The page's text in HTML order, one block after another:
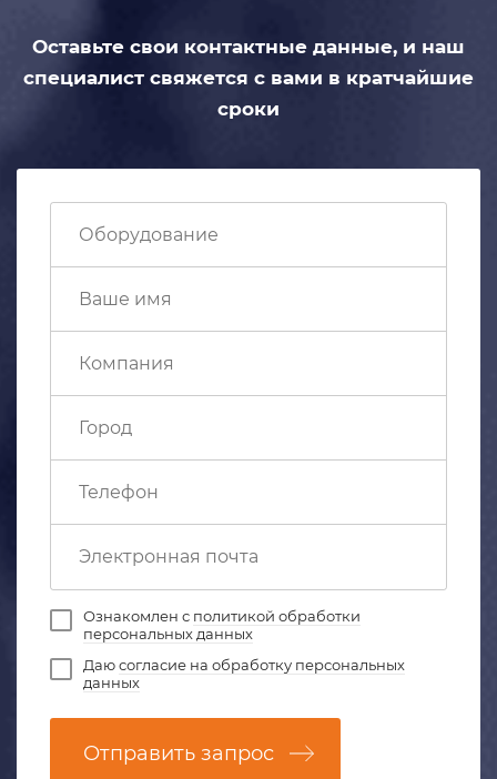
Оставьте свои контактные данные, и наш
специалист свяжется с вами в кратчайшие
сроки
Ознакомлен с политикой обработки
персональных данных
Даюсогласие на обработку персональных
данных
Отправить запрос